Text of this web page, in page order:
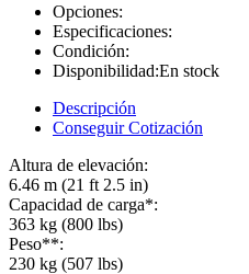
Opciones:
Especificaciones:
Condición:
Disponibilidad:En stock
Descripción
Conseguir Cotización
Altura de elevación:
6.46 m (21 ft 2.5 in)
Capacidad de carga*:
363 kg (800 lbs)
Peso**:
230 kg (507 lbs)